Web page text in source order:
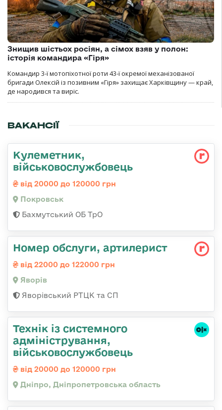
Знищив шістьох росіян, а сімох взяв у полон:
історія командира «Гіря»
Командир 3-ї мотопіхотної роти 43-ї окремої механізованої
бригади Олексій із позивним «Гіря» захищає Харківщину — край,
де народився та виріс.
ВАКАНСІЇ
Кулеметник,
військовослужбовець
від 20000 до 120000 грн
Покровськ
Бахмутський ОБ ТрО
Номер обслуги, артилерист
від 22000 до 122000 грн
Яворів
Яворівський РТЦК та СП
Технік із системного
адміністрування,
військовослужбовець
від 20000 до 120000 грн
Дніпро, Дніпропетровська область